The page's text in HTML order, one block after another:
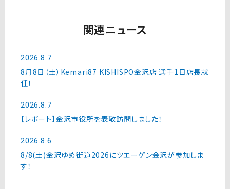
関連ニュース
2026.8.7
8月8日（土）Kemari87 KISHISPO金沢店 選手1日店長就
任！
2026.8.7
【レポート】金沢市役所を表敬訪問しました！
2026.8.6
8/8(土)金沢ゆめ街道2026にツエーゲン金沢が参加しま
す！